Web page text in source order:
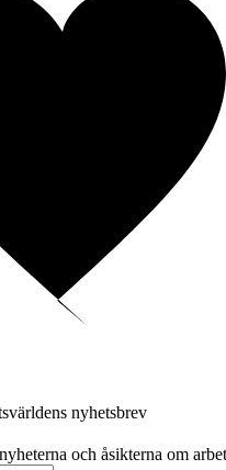
nyhetsbrev
och åsikterna om